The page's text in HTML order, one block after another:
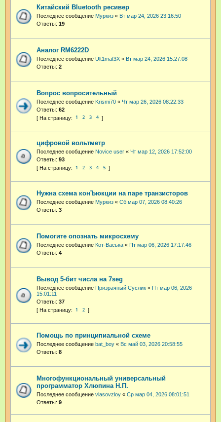
Китайский Bluetooth ресивер
Последнее сообщение Муркиз « Вт мар 24, 2026 23:16:50
Ответы: 19
Аналог RM6222D
Последнее сообщение Ult1mat3X « Вт мар 24, 2026 15:27:08
Ответы: 2
Вопрос вопросительный
Последнее сообщение Krismi70 « Чт мар 26, 2026 08:22:33
Ответы: 62
1 2 3 4
цифровой вольтметр
Последнее сообщение Novice user « Чт мар 12, 2026 17:52:00
Ответы: 93
1 2 3 4 5
Нужна схема конЪюкции на паре транзисторов
Последнее сообщение Муркиз « Сб мар 07, 2026 08:40:26
Ответы: 3
Помогите опознать микросхему
Последнее сообщение Кот-Васька « Пт мар 06, 2026 17:17:46
Ответы: 4
Вывод 5-бит числа на 7seg
Последнее сообщение Призрачный Суслик « Пт мар 06, 2026
15:01:11
Ответы: 37
1 2
Помощь по принципиальной схеме
Последнее сообщение bat_boy « Вс май 03, 2026 20:58:55
Ответы: 8
Многофункциональный универсальный
программатор Хлюпина Н.П.
Последнее сообщение vlasovzloy « Ср мар 04, 2026 08:01:51
Ответы: 9